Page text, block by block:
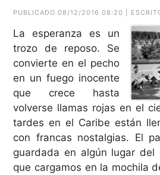
PUBLICADO 08/12/2016 08:20 |
La esperanza es un
trozo de reposo. Se
convierte en el pecho
en un fuego inocente
que crece hasta
volverse llamas rojas en el
tardes en el Caribe están
con francas nostalgias. El
guardada en algún lugar del
que cargamos en la mochila